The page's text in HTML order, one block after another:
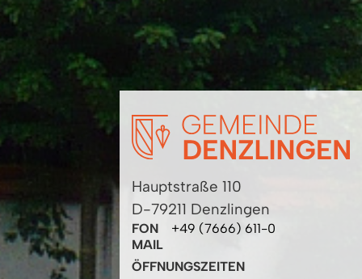
Hauptstraße 110
D-79211 Denzlingen
FON
+49 (7666) 611-0
MAIL
ÖFFNUNGSZEITEN